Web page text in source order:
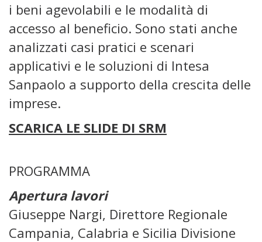
i beni agevolabili e le modalità di
accesso al beneficio. Sono stati anche
analizzati casi pratici e scenari
applicativi e le soluzioni di Intesa
Sanpaolo a supporto della crescita delle
imprese.
SCARICA LE SLIDE DI SRM
PROGRAMMA
Apertura lavori
Giuseppe Nargi, Direttore Regionale
Campania, Calabria e Sicilia Divisione